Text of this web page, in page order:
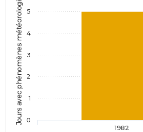
Jours avec phénomènes météorologiques
1982
0
1
2
3
4
5